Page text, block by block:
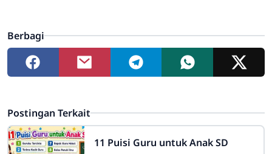
Berbagi
Postingan Terkait
11 Puisi Guru untuk Anak SD